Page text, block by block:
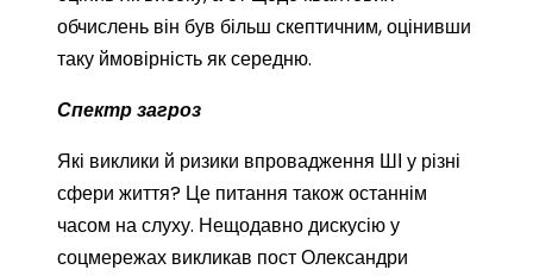
обчислень він був більш скептичним, оцінивши
таку ймовірність як середню.
Спектр загроз
Які виклики й ризики впровадження ШІ у різні
сфери життя? Це питання також останнім
часом на слуху. Нещодавно дискусію у
соцмережах викликав пост Олександри